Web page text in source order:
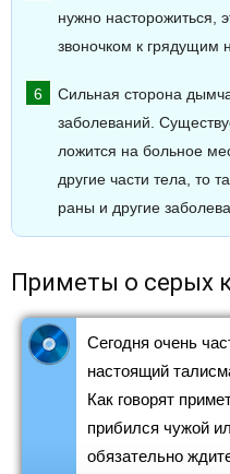
нужно насторожиться,
звоночком к грядущим
Сильная сторона
заболеваний.
ложится на больное
другие части тела, то
раны и другие
Приметы о серых
Сегодня очень
настоящий
Как говорят
прибился чужой
обязательно